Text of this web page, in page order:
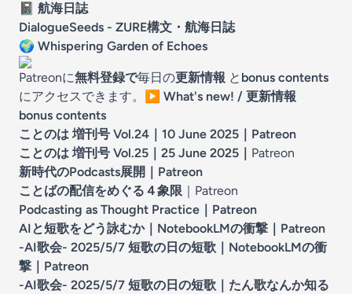
📓 航海日誌
DialogueSeeds - ZURE構文・航海日誌
🌍 Whispering Garden of Echoes
Patreonに無料登録で毎日の更新情報 と bonus contents
にアクセスできます。
▶️ What's new! / 更新情報
bonus contents
ことのは 増刊号 Vol.24｜10 June 2025 ｜Patreon
ことのは 増刊号 Vol.25｜25 June 2025 ｜ Patreon
新時代のPodcasts展開 ｜Patreon
ことばの配信をめぐる４象限 ｜Patreon
Podcasting as Thought Practice ｜Patreon
AIと短歌をどう詠むか｜NotebookLMの衝撃 ｜Patreon
-AI歌会- 2025/5/7 短歌の日の短歌｜NotebookLMの衝
撃 ｜Patreon
-AI歌会- 2025/5/7 短歌の日の短歌｜たん歌なんか知る